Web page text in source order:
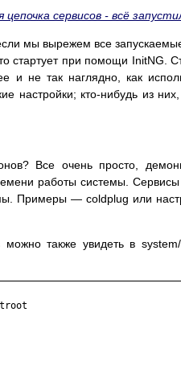
сервисов - всё
мы вырежем все
при помощи InitNG.
и не так наглядно, как
настройки; кто-нибудь из
Все очень просто,
работы системы.
Примеры — coldplug или
также увидеть в